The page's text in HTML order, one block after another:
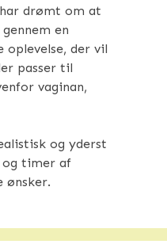
drømt om at
en
oplevelse, der vil
passer til
vaginan,
og yderst
og timer af
ønsker.